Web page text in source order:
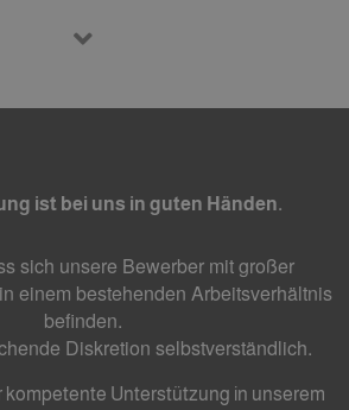
ist bei uns in guten Händen.
sich unsere Bewerber mit großer
einem bestehenden Arbeitsverhältnis
befinden.
Diskretion selbstverständlich.
kompetente Unterstützung in unserem